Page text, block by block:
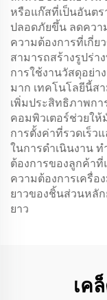
หรือแก๊สที่เป็นอันต
ปลอดภัยขึ้น ลดควา
ความต้องการที่เกี่ย
สามารถสร้างรูปร่
การใช้งานวัสดุอย่า
มาก เทคโนโลยีนี้ส
เพิ่มประสิทธิภาพก
คอมพิวเตอร์ช่วยใ
การตั้งค่าที่รวดเร็ว
ในการดำเนินงาน
ต้องการของลูกค้าที่
ความต้องการเครื่อ
ยาวของชิ้นส่วนหลั
ยาว
เค